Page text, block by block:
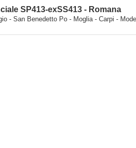
SP413-exSS413 - Romana
- San Benedetto Po - Moglia - Carpi -